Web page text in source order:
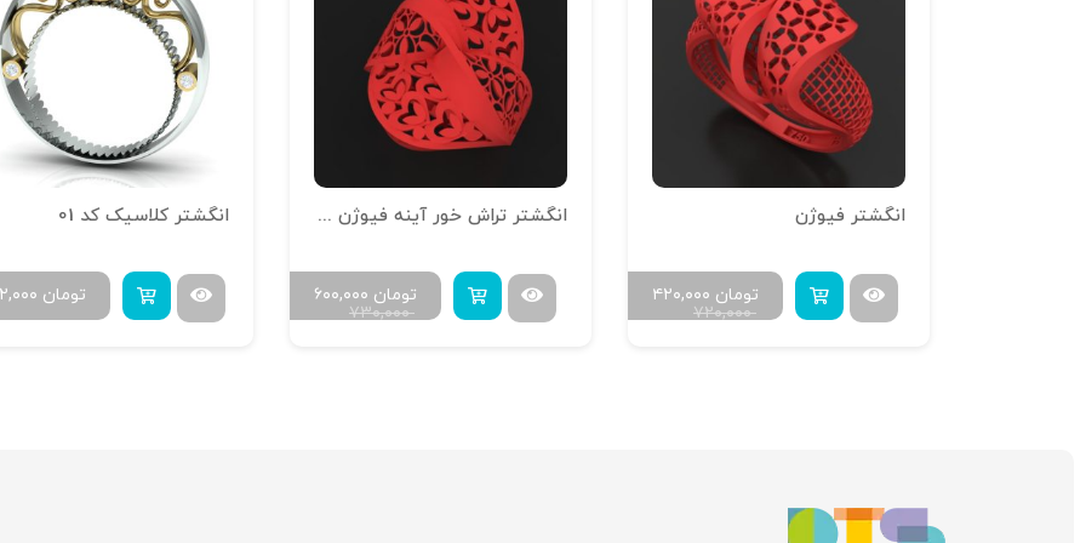
انگشتر فیوژن
۷۲۰,۰۰۰
۴۲۰,۰۰۰ تومان
انگشتر تراش خور آینه فیوژن R-T-13
۷۳۰,۰۰۰
۶۰۰,۰۰۰ تومان
انگشتر کلاسیک کد 01
تومان